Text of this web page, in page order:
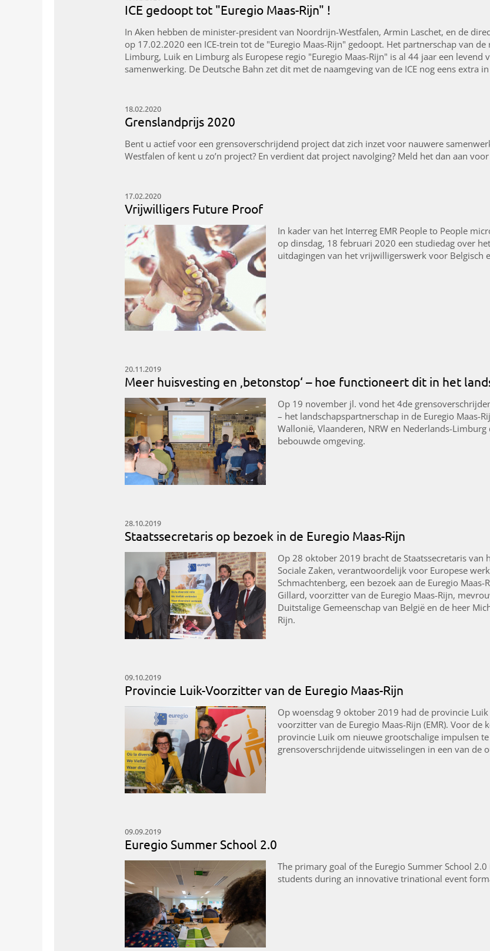
ICE gedoopt tot "Euregio Maas-Rijn" !
In Aken hebben de minister-president van Noordrijn-Westfalen, Armin Laschet, en de
op 17.02.2020 een ICE-trein tot de "Euregio Maas-Rijn" gedoopt. Het partnerschap van
Limburg, Luik en Limburg als Europese regio "Euregio Maas-Rijn" is al 44 jaar een
samenwerking. De Deutsche Bahn zet dit met de naamgeving van de ICE nog eens extra
18.02.2020
Grenslandprijs 2020
Bent u actief voor een grensoverschrijdend project dat zich inzet voor nauwere
Westfalen of kent u zo’n project? En verdient dat project navolging? Meld het dan aan
17.02.2020
Vrijwilligers Future Proof
In kader van het Interreg EMR People to People
op dinsdag, 18 februari 2020 een studiedag over
uitdagingen van het vrijwilligerswerk voor Belgisch
20.11.2019
Meer huisvesting en ‚betonstop‘ – hoe functioneert dit in het
Op 19 november jl. vond het 4de
– het landschapspartnerschap in de Euregio Maas-
Wallonië, Vlaanderen, NRW en Nederlands-
bebouwde omgeving.
28.10.2019
Staatssecretaris op bezoek in de Euregio Maas-Rijn
Op 28 oktober 2019 bracht de Staatssecretaris
Sociale Zaken, verantwoordelijk voor Europese
Schmachtenberg, een bezoek aan de Euregio
Gillard, voorzitter van de Euregio Maas-Rijn,
Duitstalige Gemeenschap van België en de heer
Rijn.
09.10.2019
Provincie Luik-Voorzitter van de Euregio Maas-Rijn
Op woensdag 9 oktober 2019 had de provincie
voorzitter van de Euregio Maas-Rijn (EMR). Voor
provincie Luik om nieuwe grootschalige impulsen
grensoverschrijdende uitwisselingen in een van de
09.09.2019
Euregio Summer School 2.0
The primary goal of the Euregio Summer School
students during an innovative trinational event